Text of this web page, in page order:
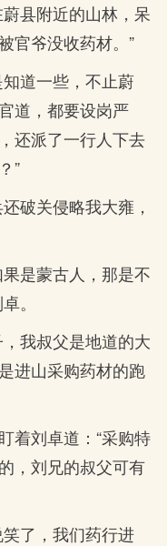
县附近的山林，呆
官爷没收药材。”
道一些，不止蔚
道，都要设岗严
还派了一行人下去
”
破关侵略我大雍，
是蒙古人，那是不
。
我叔父是地道的大
进山采购药材的跑
着刘卓道：“采购特
，刘兄的叔父可有
了，我们药行进